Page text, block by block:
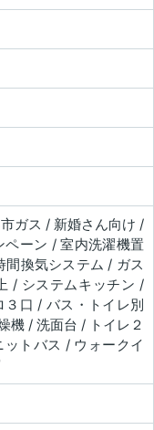
ガス / 新婚さん向け /
ーン / 室内洗濯機置
換気システム / ガス
/ システムキッチン /
口 / バス・トイレ別
機 / 洗面台 / トイレ２
トバス / ウォークイ